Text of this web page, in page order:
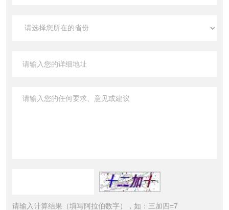
请输入计算结果（填写阿拉伯数字），如：三加四=7